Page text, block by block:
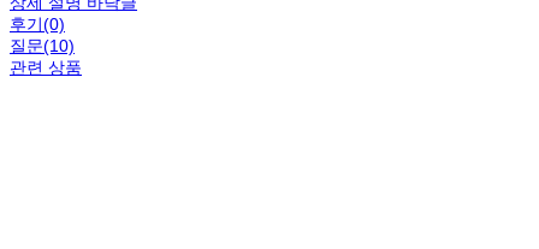
후기(0)
질문(10)
관련 상품